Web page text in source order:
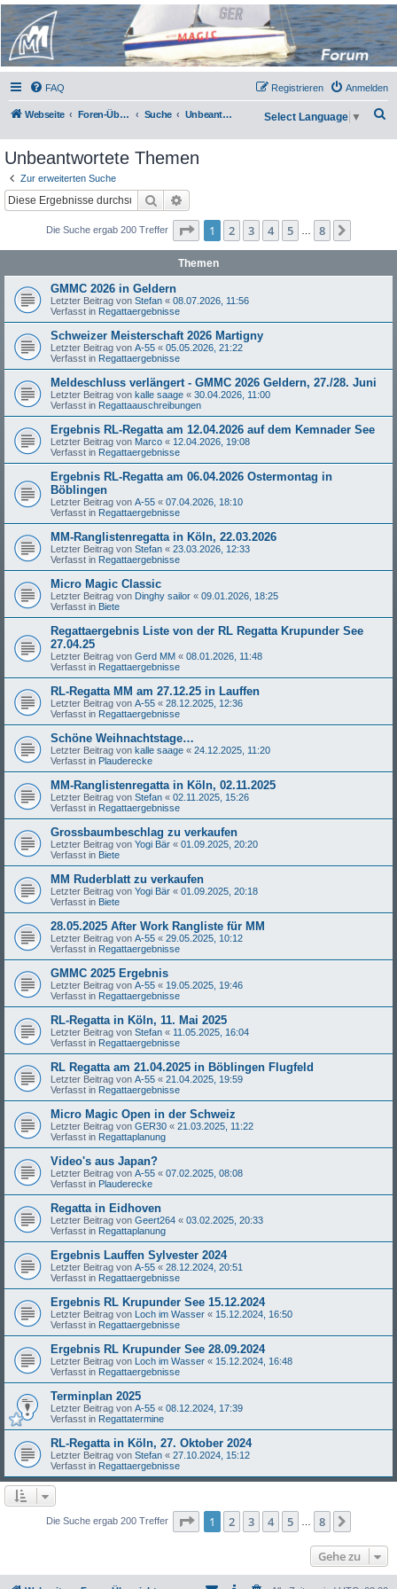
Micro Magic Forum
Deutschland
FAQ Anmelden
Registrieren
Webseite Foren-Übersicht Suche Unbeantwortete Themen Select Language ▼
Unbeantwortete Themen
Zur erweiterten Suche
Suche
Die Suche ergab 200 Treffer Seite 1von
1 2 3 4 5 8
Themen
GMMC 2026 in Geldern
Letzter Beitrag von Stefan « 08.07.2026, 11:56
Verfasst in Regattaergebnisse
Schweizer Meisterschaft 2026 Martigny
Letzter Beitrag von A-55 « 05.05.2026, 21:22
Verfasst in Regattaergebnisse
Meldeschluss verlängert - GMMC 2026 Geldern, 27./28. Juni
Letzter Beitrag von kalle saage « 30.04.2026, 11:00
Verfasst in Regattaauschreibungen
Ergebnis RL-Regatta am 12.04.2026 auf dem Kemnader See
Letzter Beitrag von Marco « 12.04.2026, 19:08
Verfasst in Regattaergebnisse
Ergebnis RL-Regatta am 06.04.2026 Ostermontag in
Böblingen
Letzter Beitrag von A-55 « 07.04.2026, 18:10
Verfasst in Regattaergebnisse
MM-Ranglistenregatta in Köln, 22.03.2026
Letzter Beitrag von Stefan « 23.03.2026, 12:33
Verfasst in Regattaergebnisse
Micro Magic Classic
Letzter Beitrag von Dinghy sailor « 09.01.2026, 18:25
Verfasst in Biete
Regattaergebnis Liste von der RL Regatta Krupunder See
27.04.25
Letzter Beitrag von Gerd MM « 08.01.2026, 11:48
Verfasst in Regattaergebnisse
RL-Regatta MM am 27.12.25 in Lauffen
Letzter Beitrag von A-55 « 28.12.2025, 12:36
Verfasst in Regattaergebnisse
Schöne Weihnachtstage…
Letzter Beitrag von kalle saage « 24.12.2025, 11:20
Verfasst in Plauderecke
MM-Ranglistenregatta in Köln, 02.11.2025
Letzter Beitrag von Stefan « 02.11.2025, 15:26
Verfasst in Regattaergebnisse
Grossbaumbeschlag zu verkaufen
Letzter Beitrag von Yogi Bär « 01.09.2025, 20:20
Verfasst in Biete
MM Ruderblatt zu verkaufen
Letzter Beitrag von Yogi Bär « 01.09.2025, 20:18
Verfasst in Biete
28.05.2025 After Work Rangliste für MM
Letzter Beitrag von A-55 « 29.05.2025, 10:12
Verfasst in Regattaergebnisse
GMMC 2025 Ergebnis
Letzter Beitrag von A-55 « 19.05.2025, 19:46
Verfasst in Regattaergebnisse
RL-Regatta in Köln, 11. Mai 2025
Letzter Beitrag von Stefan « 11.05.2025, 16:04
Verfasst in Regattaergebnisse
RL Regatta am 21.04.2025 in Böblingen Flugfeld
Letzter Beitrag von A-55 « 21.04.2025, 19:59
Verfasst in Regattaergebnisse
Micro Magic Open in der Schweiz
Letzter Beitrag von GER30 « 21.03.2025, 11:22
Verfasst in Regattaplanung
Video's aus Japan?
Letzter Beitrag von A-55 « 07.02.2025, 08:08
Verfasst in Plauderecke
Regatta in Eidhoven
Letzter Beitrag von Geert264 « 03.02.2025, 20:33
Verfasst in Regattaplanung
Ergebnis Lauffen Sylvester 2024
Letzter Beitrag von A-55 « 28.12.2024, 20:51
Verfasst in Regattaergebnisse
Ergebnis RL Krupunder See 15.12.2024
Letzter Beitrag von Loch im Wasser « 15.12.2024, 16:50
Verfasst in Regattaergebnisse
Ergebnis RL Krupunder See 28.09.2024
Letzter Beitrag von Loch im Wasser « 15.12.2024, 16:48
Verfasst in Regattaergebnisse
Terminplan 2025
Letzter Beitrag von A-55 « 08.12.2024, 17:39
Verfasst in Regattatermine
RL-Regatta in Köln, 27. Oktober 2024
Letzter Beitrag von Stefan « 27.10.2024, 15:12
Verfasst in Regattaergebnisse
Die Suche ergab 200 Treffer Seite 1von
1 2 3 4 5 8
Gehe zu